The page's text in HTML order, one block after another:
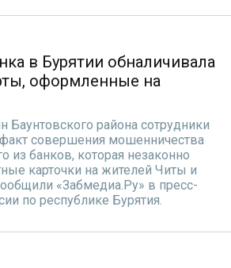
в Бурятии обналичивала
оформленные на
Баунтовского района сотрудники
совершения мошенничества
из банков, которая незаконно
карточки на жителей Читы и
«Забмедиа.Ру» в пресс-
по республике Бурятия.